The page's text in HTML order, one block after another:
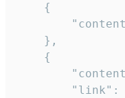
    {
    },
    {
"link":